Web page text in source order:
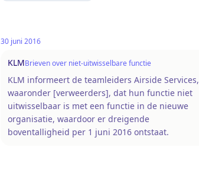
30 juni 2016
KLMBrieven over niet-uitwisselbare functie
KLM informeert de teamleiders Airside Services,
waaronder [verweerders], dat hun functie niet
uitwisselbaar is met een functie in de nieuwe
organisatie, waardoor er dreigende
boventalligheid per 1 juni 2016 ontstaat.